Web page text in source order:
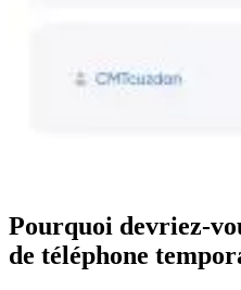
Pourquoi devriez-
de téléphone